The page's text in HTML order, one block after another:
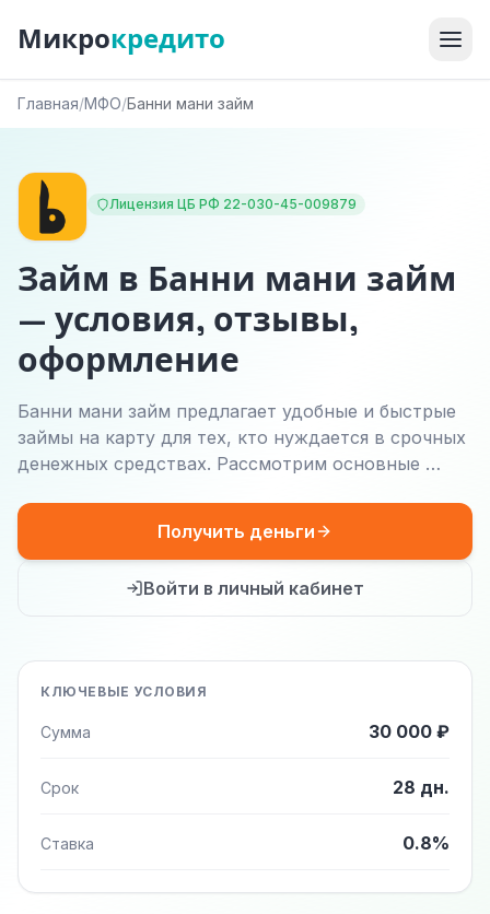
Микрокредито
Главная/МФО/Банни мани займ
Лицензия ЦБ РФ 22-030-45-009879
Займ в Банни мани займ
— условия, отзывы,
оформление
Банни мани займ предлагает удобные и быстрые
займы на карту для тех, кто нуждается в срочных
денежных средствах. Рассмотрим основные …
Получить деньги
Войти в личный кабинет
КЛЮЧЕВЫЕ УСЛОВИЯ
Сумма 30 000 ₽
Срок 28 дн.
Ставка 0.8%